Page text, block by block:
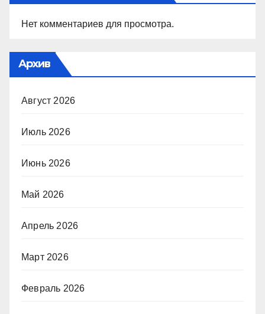
Нет комментариев для просмотра.
Архив
Август 2026
Июль 2026
Июнь 2026
Май 2026
Апрель 2026
Март 2026
Февраль 2026